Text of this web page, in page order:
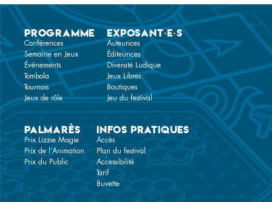
Programme
Conférences
Semaine en Jeux
Événements
Tombola
Tournois
Jeux de rôle
Exposant·e·s
Auteurices
Éditeurices
Diversité Ludique
Jeux Libres
Boutiques
Jeu du festival
Palmarès
Prix Lizzie Magie
Prix de l’Animation
Prix du Public
Infos pratiques
Accès
Plan du festival
Accessibilité
Tarif
Buvette